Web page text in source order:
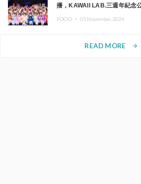
播，KAWAII LAB.三週年紀念
FOOD ・ 05.November.2024
READ MORE arrow_forward